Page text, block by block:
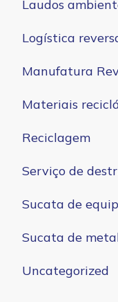
Laudos
Logística
Manufatura
Materiais
Reciclagem
Serviço de
Sucata de
Sucata de
Uncategorized